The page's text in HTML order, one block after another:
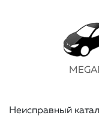
Неисправный